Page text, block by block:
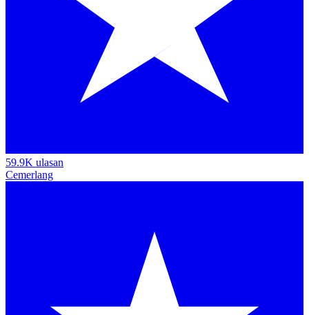
59.9K ulasan
Cemerlang